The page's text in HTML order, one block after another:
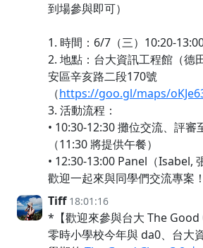
到場參與即可）
1. 時間：6/7（三）10:20-
2. 地點：台大資訊工程館（德
安區辛亥路二段170號
（https://goo.gl/maps/
3. 活動流程：
• 10:30-12:30 攤位交流、評審
（11:30 將提供午餐）
• 12:30-13:00 Panel（Isabel,
歡迎一起來與同學們交流專案！
Tiff 18:01:16
*【歡迎來參與台大 The Good
零時小學校今年與 da0、台大